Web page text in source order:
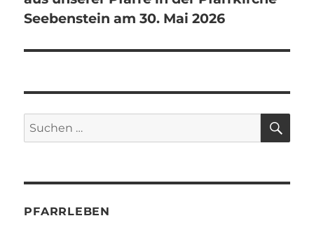
Seebenstein am 30. Mai 2026
Suchen
nach:
PFARRLEBEN